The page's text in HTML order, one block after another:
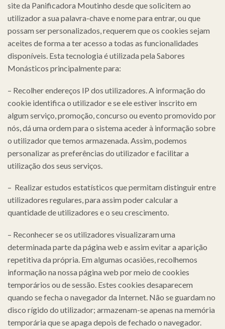
site da Panificadora Moutinho desde que solicitem ao
utilizador a sua palavra-chave e nome para entrar, ou que
possam ser personalizados, requerem que os cookies sejam
aceites de forma a ter acesso a todas as funcionalidades
disponíveis. Esta tecnologia é utilizada pela Sabores
Monásticos principalmente para:
– Recolher endereços IP dos utilizadores. A informação do
cookie identifica o utilizador e se ele estiver inscrito em
algum serviço, promoção, concurso ou evento promovido por
nós, dá uma ordem para o sistema aceder à informação sobre
o utilizador que temos armazenada. Assim, podemos
personalizar as preferências do utilizador e facilitar a
utilização dos seus serviços.
– Realizar estudos estatísticos que permitam distinguir entre
utilizadores regulares, para assim poder calcular a
quantidade de utilizadores e o seu crescimento.
– Reconhecer se os utilizadores visualizaram uma
determinada parte da página web e assim evitar a aparição
repetitiva da própria. Em algumas ocasiões, recolhemos
informação na nossa página web por meio de cookies
temporários ou de sessão. Estes cookies desaparecem
quando se fecha o navegador da Internet. Não se guardam no
disco rígido do utilizador; armazenam-se apenas na memória
temporária que se apaga depois de fechado o navegador.